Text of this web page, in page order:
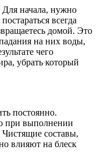
Для начала, нужно
постараться всегда
домой. Это
на них воды,
чего
убрать который
постоянно.
при выполнении
составы,
влияют на блеск